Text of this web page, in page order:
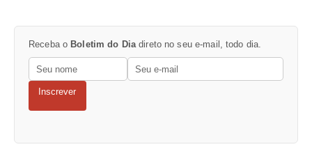
Receba o Boletim do Dia direto no seu e-mail, todo dia.
Inscrever